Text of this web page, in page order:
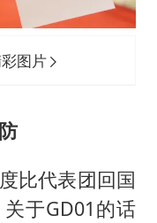
图片
比代表团回国
于GD01的话